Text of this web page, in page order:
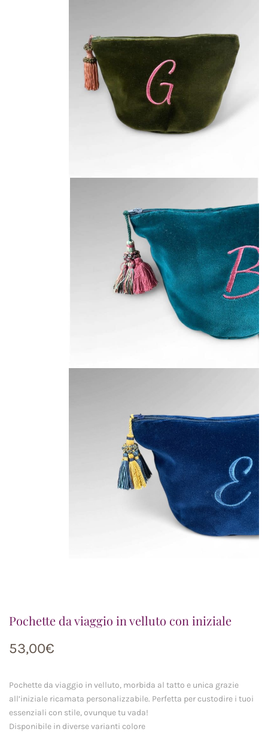
Pochette da viaggio in velluto con iniziale
53,00€
Pochette da viaggio in velluto, morbida al tatto e unica grazie
all’iniziale ricamata personalizzabile. Perfetta per custodire i tuoi
essenziali con stile, ovunque tu vada!
Disponibile in diverse varianti colore